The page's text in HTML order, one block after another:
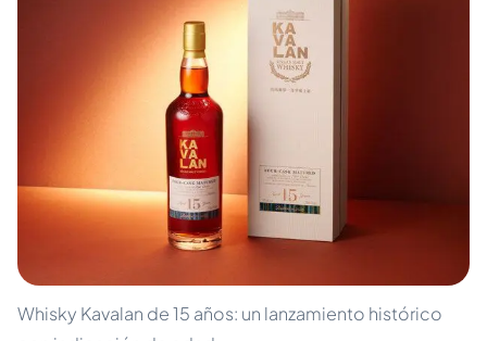
Whisky Kavalan de 15 años: un lanzamiento histórico